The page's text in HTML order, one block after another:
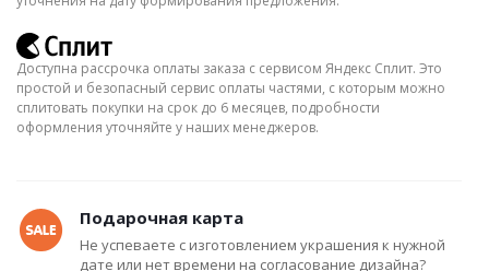
Доступна рассрочка оплаты заказа с сервисом Яндекс Сплит. Это
простой и безопасный сервис оплаты частями, с которым можно
сплитовать покупки на срок до 6 месяцев, подробности
оформления уточняйте у наших менеджеров.
Подарочная карта
Не успеваете с изготовлением украшения к нужной
дате или нет времени на согласование дизайна?